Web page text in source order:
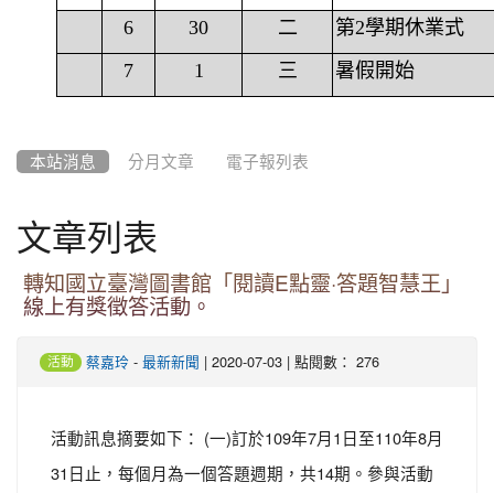
6
30 二
第2學期休業式
7
1 三 暑假開始
本站消息 分月文章 電子報列表
文章列表
轉知國立臺灣圖書館「閱讀E點靈·答題智慧王」
線上有獎徵答活動。
活動 蔡嘉玲 - 最新新聞 | 2020-07-03 | 點閱數： 276
活動訊息摘要如下： (一)訂於109年7月1日至110年8月
31日止，每個月為一個答題週期，共14期。參與活動